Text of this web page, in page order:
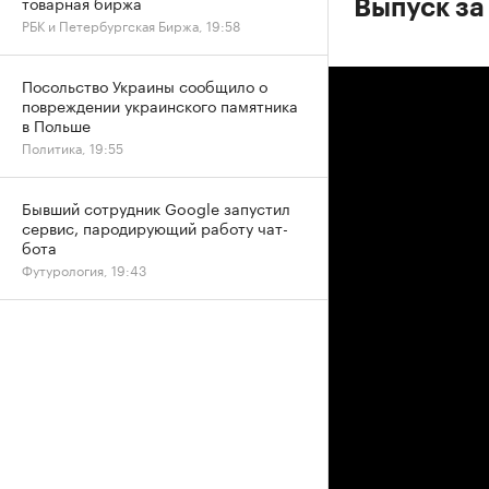
Выпуск
РБК и Петербургская Биржа, 19:58
Посольство Украины сообщило о
повреждении украинского памятника
в Польше
Политика, 19:55
Бывший сотрудник Google запустил
сервис, пародирующий работу чат-
бота
Футурология, 19:43